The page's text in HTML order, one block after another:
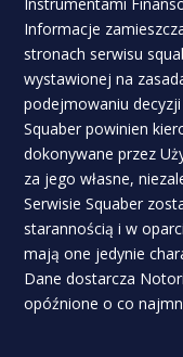
Informacje
stronach serwisu
wystawionej na
podejmowaniu
Squaber powinien
dokonywane przez
za jego własne,
Serwisie Squaber
starannością i w
mają one jedynie
Dane dostarcza
opóźnione o co